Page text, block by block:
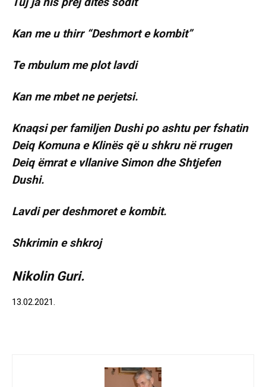
Kan me u thirr “Deshmort e kombit”
Te mbulum me plot lavdi
Kan me mbet ne perjetsi.
Knaqsi per familjen Dushi po ashtu per fshatin
Deiq Komuna e Klinës që u shkru në rrugen
Deiq ëmrat e vllanive Simon dhe Shtjefen
Dushi.
Lavdi per deshmoret e kombit.
Shkrimin e shkroj
Nikolin Guri.
13.02.2021.